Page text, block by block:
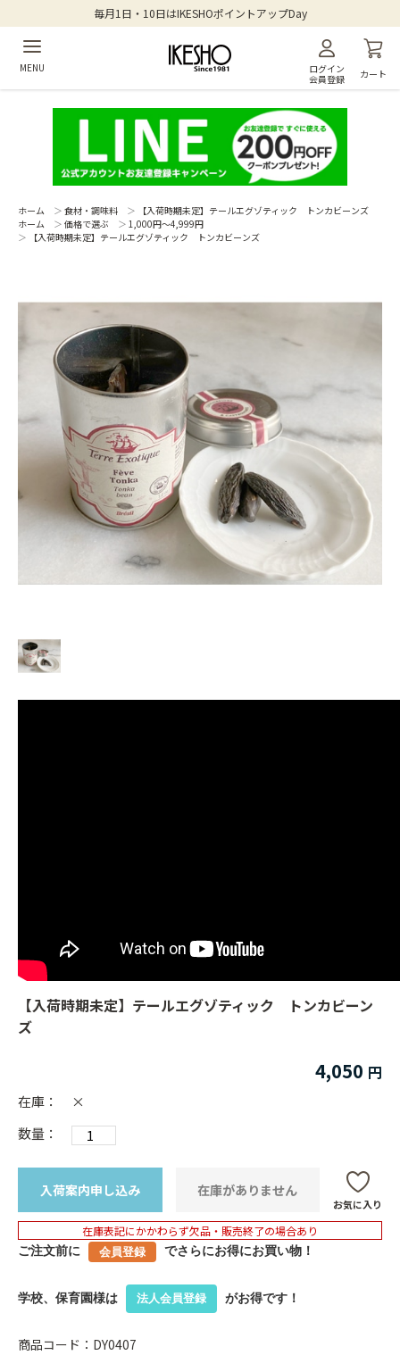
毎月1日・10日はIKESHOポイントアップDay
MENU
ログイン
会員登録
カート
ホーム ＞ 食材・調味料 ＞
【入荷時期未定】テールエグゾティック トンカビーンズ
ホーム
＞ 価格で選ぶ ＞ 1,000円～4,999円
＞
【入荷時期未定】テールエグゾティック トンカビーンズ
【入荷時期未定】テールエグゾティック トンカビーン
ズ
4,050
在庫：
×
数量：
お気に入り
入荷案内申し込み 在庫がありません
在庫表記にかかわらず欠品・販売終了の場合あり
ご注文前に 会員登録 でさらにお得にお買い物！
学校、保育園様は 法人会員登録 がお得です！
商品コード：DY0407